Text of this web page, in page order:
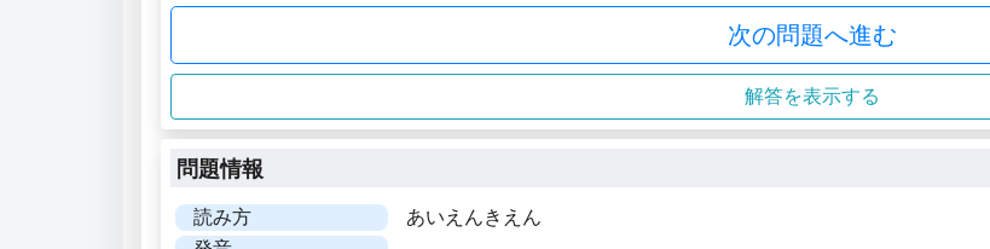
次の問題へ進む
解答を表示する
問題情報
読み方
あいえんきえん